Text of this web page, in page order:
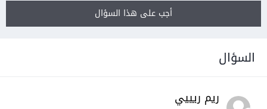
أجب على هذا السؤال
السؤال
ريم ريييي